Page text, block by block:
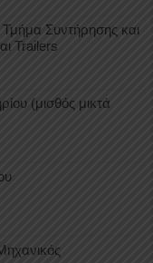
Συντήρησης και
Trailers
(μισθός μικτά